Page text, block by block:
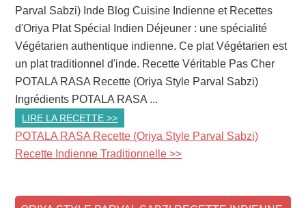
Parval Sabzi) Inde Blog Cuisine Indienne et Recettes
d'Oriya Plat Spécial Indien Déjeuner : une spécialité
Végétarien authentique indienne. Ce plat Végétarien est
un plat traditionnel d'inde. Recette Véritable Pas Cher
POTALA RASA Recette (Oriya Style Parval Sabzi)
Ingrédients POTALA RASA ...
LIRE LA RECETTE >>
POTALA RASA Recette (Oriya Style Parval Sabzi)
Recette Indienne Traditionnelle >>